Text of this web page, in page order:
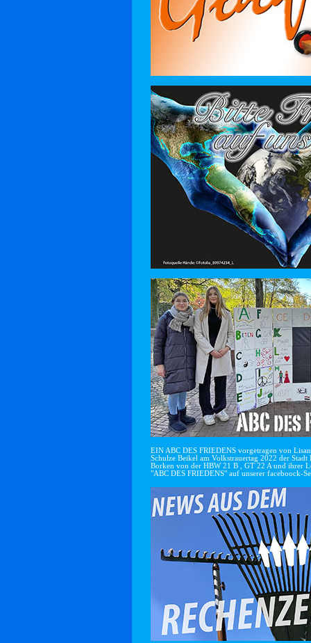
EIN ABC DES FRIEDENS vorgetragen von
Schulze Beikel am Volkstrauertag 2022 der
Borken von der HBW 21 B , GT 22 A und ihrer
"ABC DES FRIEDENS" auf unserer faceboock-